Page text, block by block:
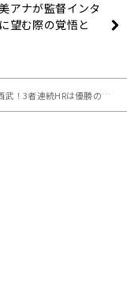
アナが監督インタ
望む際の覚悟と
、2019以来！森友哉、山川、呉念庭の大花火大会！